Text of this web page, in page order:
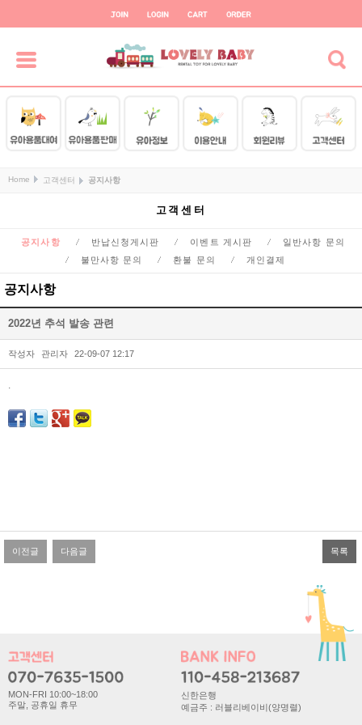
Home 고객센터 공지사항
고객센터
공지사항 반납신청게시판 이벤트 게시판
일반사항 문의
불만사항 문의
환불 문의 개인결제
공지사항
2022년 추석 발송 관련
작성자 관리자 22-09-07 12:17
.
이전글 다음글 목록
MON-FRI 10:00~18:00
주말, 공휴일 휴무
신한은행
예금주 : 러블리베이비(양명렬)